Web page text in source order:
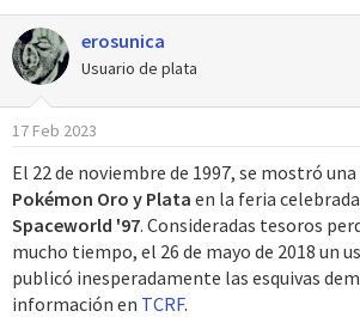
t
o
r
c
a
d
n
i
c
i
o
erosunica
Usuario de plata
17 Feb 2023
El 22 de noviembre de 1997, se mostró
Pokémon Oro y Plata en la feria
Spaceworld '97. Consideradas tesoros
mucho tiempo, el 26 de mayo de 2018 un
publicó inesperadamente las esquivas
información en TCRF.